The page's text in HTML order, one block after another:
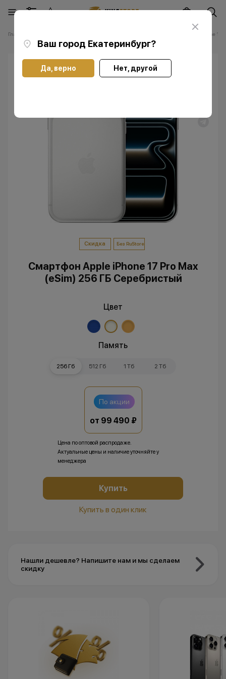
Ваш город Екатеринбург?
Да, верно Нет, другой
Главная Смартфоны Apple iPhone 17
Скидка Без RuStore
Смартфон Apple iPhone 17 Pro Max
(eSim) 256 ГБ Серебристый
Цвет
Память
256 Гб 512 Гб 1 Тб 2 Тб
По акции
от 99 490 ₽
Цена по оптовой распродаже.
Актуальные цены и наличие уточняйте у
менеджера
Купить
Купить в один клик
Нашли дешевле? Напишите нам и мы сделаем
скидку